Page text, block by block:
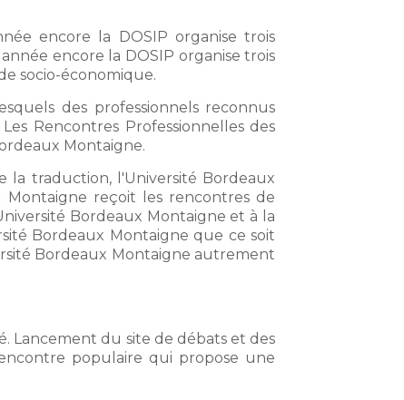
encore la DOSIP organise trois
encore la DOSIP organise trois
socio-économique.
des professionnels reconnus
Rencontres Professionnelles des
Montaigne.
traduction, l'Université Bordeaux
Montaigne reçoit les rencontres de
Bordeaux Montaigne et à la
Bordeaux Montaigne que ce soit
Bordeaux Montaigne autrement
Lancement du site de débats et des
populaire qui propose une